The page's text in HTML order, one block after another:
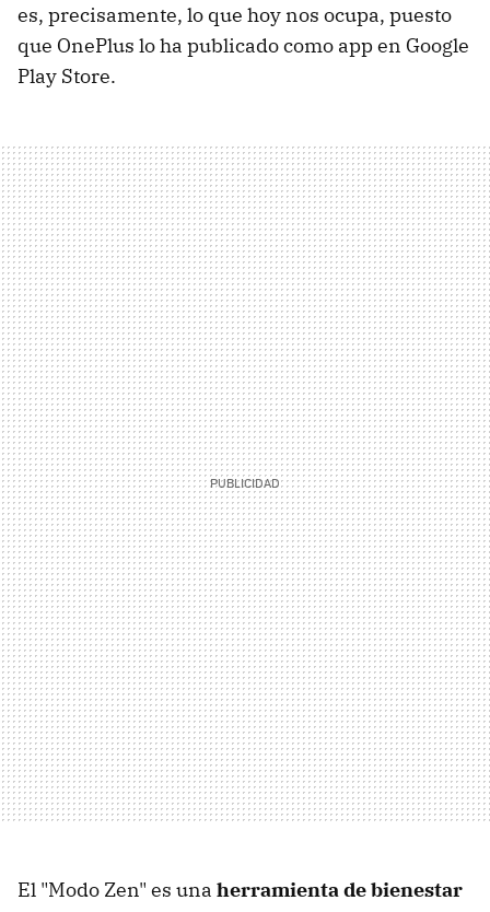
es, precisamente, lo que hoy nos ocupa, puesto
que OnePlus lo ha publicado como app en Google
Play Store.
El "Modo Zen" es una herramienta de bienestar